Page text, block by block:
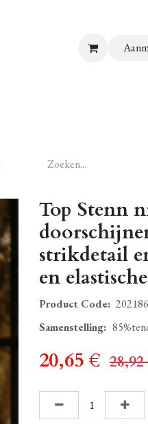
Top Stenn
strikdetail
en
Product Code: 202186
Samenstelling:
20,65 € 28,92